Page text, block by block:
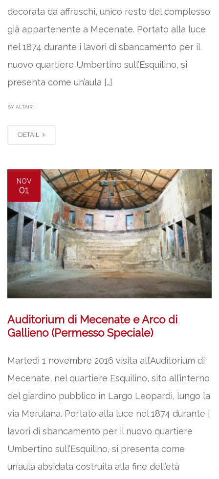
decorata da affreschi, unico resto del complesso
già appartenente a Mecenate. Portato alla luce
nel 1874 durante i lavori di sbancamento per il
nuovo quartiere Umbertino sull’Esquilino, si
presenta come un’aula […]
BY ALTAIR
DETAIL
NOV
01
Auditorium di Mecenate e Arco di
Gallieno (Permesso Speciale)
Martedì 1 novembre 2016 visita all’Auditorium di
Mecenate, nel quartiere Esquilino, sito all’interno
del giardino pubblico in Largo Leopardi, lungo la
via Merulana. Portato alla luce nel 1874 durante i
lavori di sbancamento per il nuovo quartiere
Umbertino sull’Esquilino, si presenta come
un’aula absidata costruita alla fine dell’età